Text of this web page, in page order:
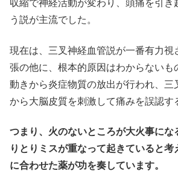
収縮で神経活動が変わり、頭痛を引き
う説が主流でした。
現在は、三叉神経血管説が一番有力視
張の他に、根本的原因はわからないも
動きから炎症物質の放出が行われ、三
から大脳皮質を刺激して痛みを誤認す
つまり、火のないところが大火事にな
りとりミスが重なって起きていると
に合わせた薬が功を奏しています。